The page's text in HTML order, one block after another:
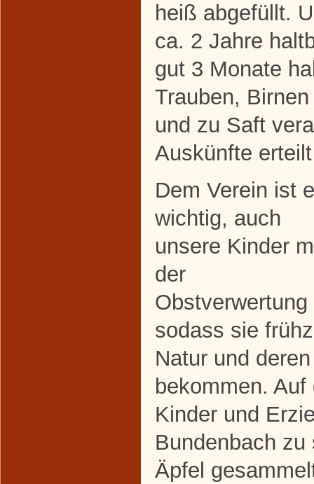
heiß abgefüllt.
ca. 2 Jahre
gut 3 Monate
Trauben,
und zu Saft
Auskünfte
Dem Verein ist
wichtig, auch
unsere Kinder
der
sodass sie
Natur und
bekommen.
Kinder und
Bundenbach
Äpfel